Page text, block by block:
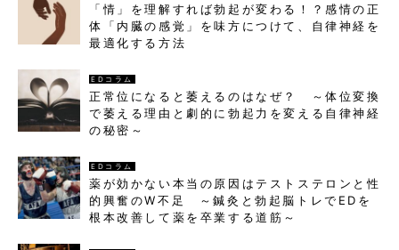
「情」を理解すれば勃起が変わる！？感情の正
体「内臓の感覚」を味方につけて、自律神経を
最適化する方法
EDコラム
正常位になると萎えるのはなぜ？ ～体位変換
で萎える理由と劇的に勃起力を変える自律神経
の秘密～
EDコラム
薬が効かない本当の原因はテストステロンと性
的興奮のW不足 ～鍼灸と勃起脳トレでEDを
根本改善して薬を卒業する道筋～